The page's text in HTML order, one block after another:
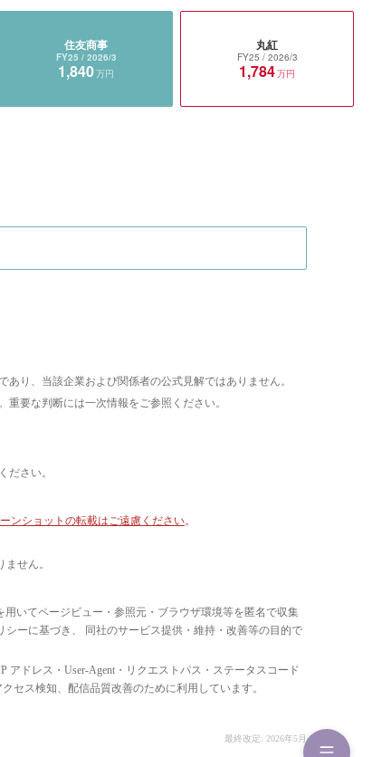
住友商事
FY25 / 2026/3
1,840万円
丸紅
FY25 / 2026/3
1,784万円
り、当該企業および関係者の公式見解ではありません。
要な判断には一次情報をご参照ください。
ださい。
ンショットの転載はご遠慮ください。
せん。
用いてページビュー・参照元・ブラウザ環境等を匿名で収集
ーに基づき、 同社のサービス提供・維持・改善等の目的で
アドレス・User-Agent・リクエストパス・ステータスコード
セス検知、配信品質改善のために利用しています。
最終改定: 2026年5月